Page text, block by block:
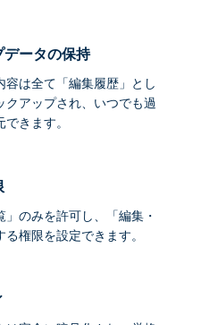
ータの保持
容は全て「編集履歴」とし
クアップされ、いつでも過
きます。
」のみを許可し、「編集・
権限を設定できます。